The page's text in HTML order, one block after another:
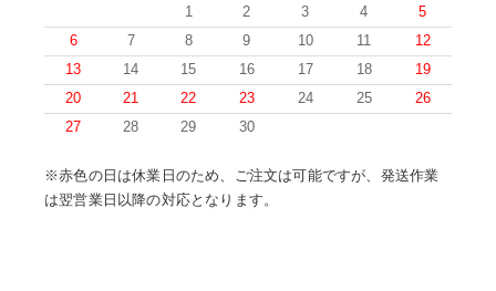
1
2 3 4
5
6
7 8 9 10 11
12
13
14 15 16 17 18
19
20
21 22 23 24 25
26
27
28 29 30
※赤色の日は休業日のため、ご注文は可能ですが、発送作業
は翌営業日以降の対応となります。